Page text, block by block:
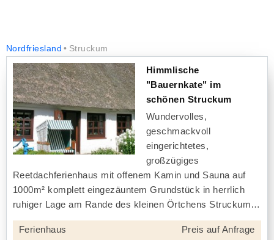
Nordfriesland Struckum
Himmlische
"Bauernkate" im
schönen Struckum
Wundervolles,
geschmackvoll
eingerichtetes,
großzügiges
Reetdachferienhaus mit offenem Kamin und Sauna auf
1000m² komplett eingezäuntem Grundstück in herrlich
ruhiger Lage am Rande des kleinen Örtchens Struckum
Ferienhaus
Preis auf Anfrage